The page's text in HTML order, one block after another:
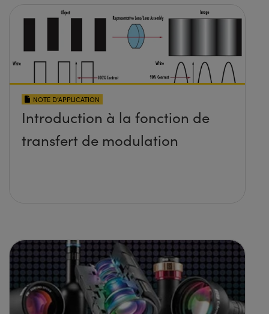
NOTE D’APPLICATION
Introduction à la fonction de
transfert de modulation